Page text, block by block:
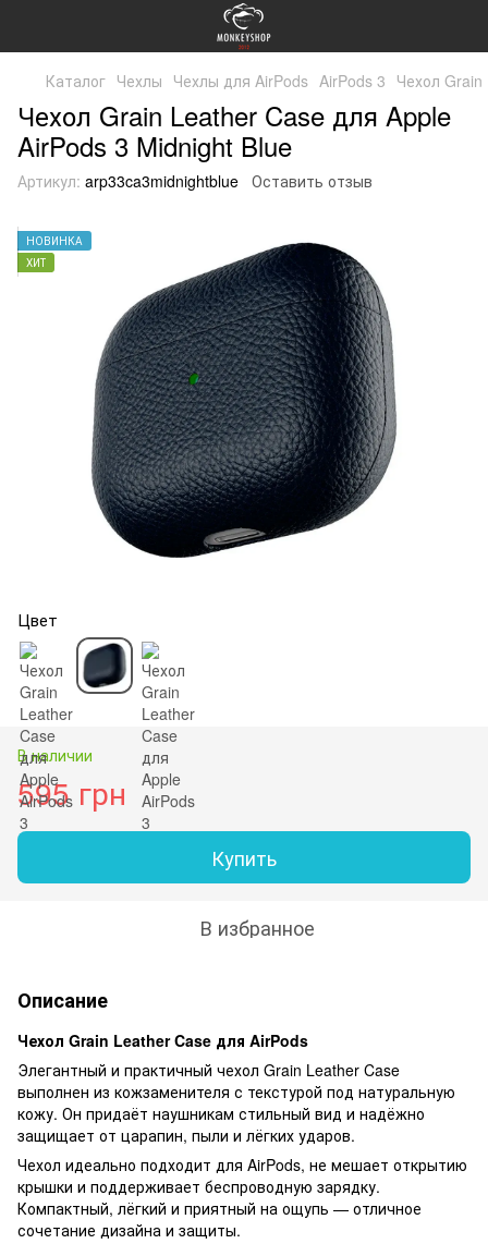
Каталог Чехлы Чехлы для AirPods AirPods 3 Чехол
Чехол Grain Leather Case для Apple
AirPods 3 Midnight Blue
Артикул: arp33ca3midnightblue Оставить отзыв
НОВИНКА
ХИТ
Цвет
В наличии
595 грн
Купить
В избранное
Описание
Чехол Grain Leather Case для AirPods
Элегантный и практичный чехол Grain Leather Case
выполнен из кожзаменителя с текстурой под натуральную
кожу. Он придаёт наушникам стильный вид и надёжно
защищает от царапин, пыли и лёгких ударов.
Чехол идеально подходит для AirPods, не мешает открытию
крышки и поддерживает беспроводную зарядку.
Компактный, лёгкий и приятный на ощупь — отличное
сочетание дизайна и защиты.